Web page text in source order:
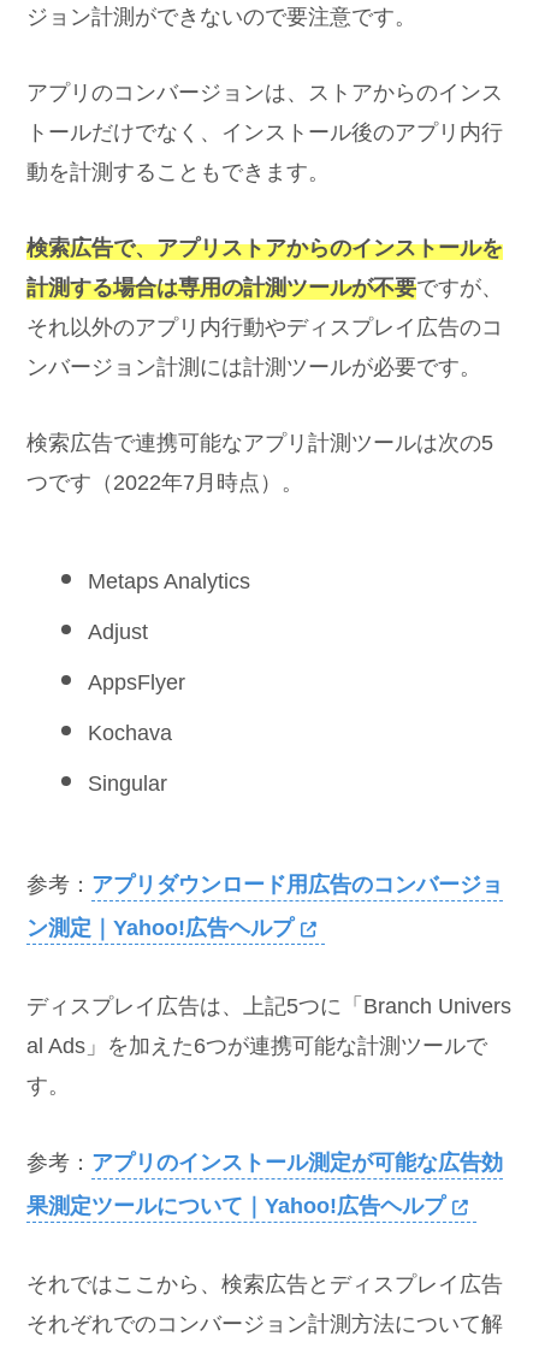
ジョン計測ができないので要注意です。
アプリのコンバージョンは、ストアからのインス
トールだけでなく、インストール後のアプリ内行
動を計測することもできます。
検索広告で、アプリストアからのインストールを
計測する場合は専用の計測ツールが不要ですが、
それ以外のアプリ内行動やディスプレイ広告のコ
ンバージョン計測には計測ツールが必要です。
検索広告で連携可能なアプリ計測ツールは次の5
つです（2022年7月時点）。
Metaps Analytics
Adjust
AppsFlyer
Kochava
Singular
参考： アプリダウンロード用広告のコンバージョ
ン測定｜Yahoo!広告ヘルプ
ディスプレイ広告は、上記5つに「Branch Univers
al Ads」を加えた6つが連携可能な計測ツールで
す。
参考： アプリのインストール測定が可能な広告効
果測定ツールについて｜Yahoo!広告ヘルプ
それではここから、検索広告とディスプレイ広告
それぞれでのコンバージョン計測方法について解